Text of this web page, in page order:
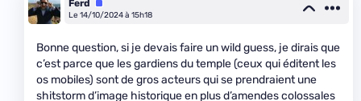
Ferd
Équipe
Le 14/10/2024 à 15h18
Bonne question, si je devais faire un wild guess, je dirais que
c’est parce que les gardiens du temple (ceux qui éditent les
os mobiles) sont de gros acteurs qui se prendraient une
shitstorm d’image historique en plus d’amendes colossales